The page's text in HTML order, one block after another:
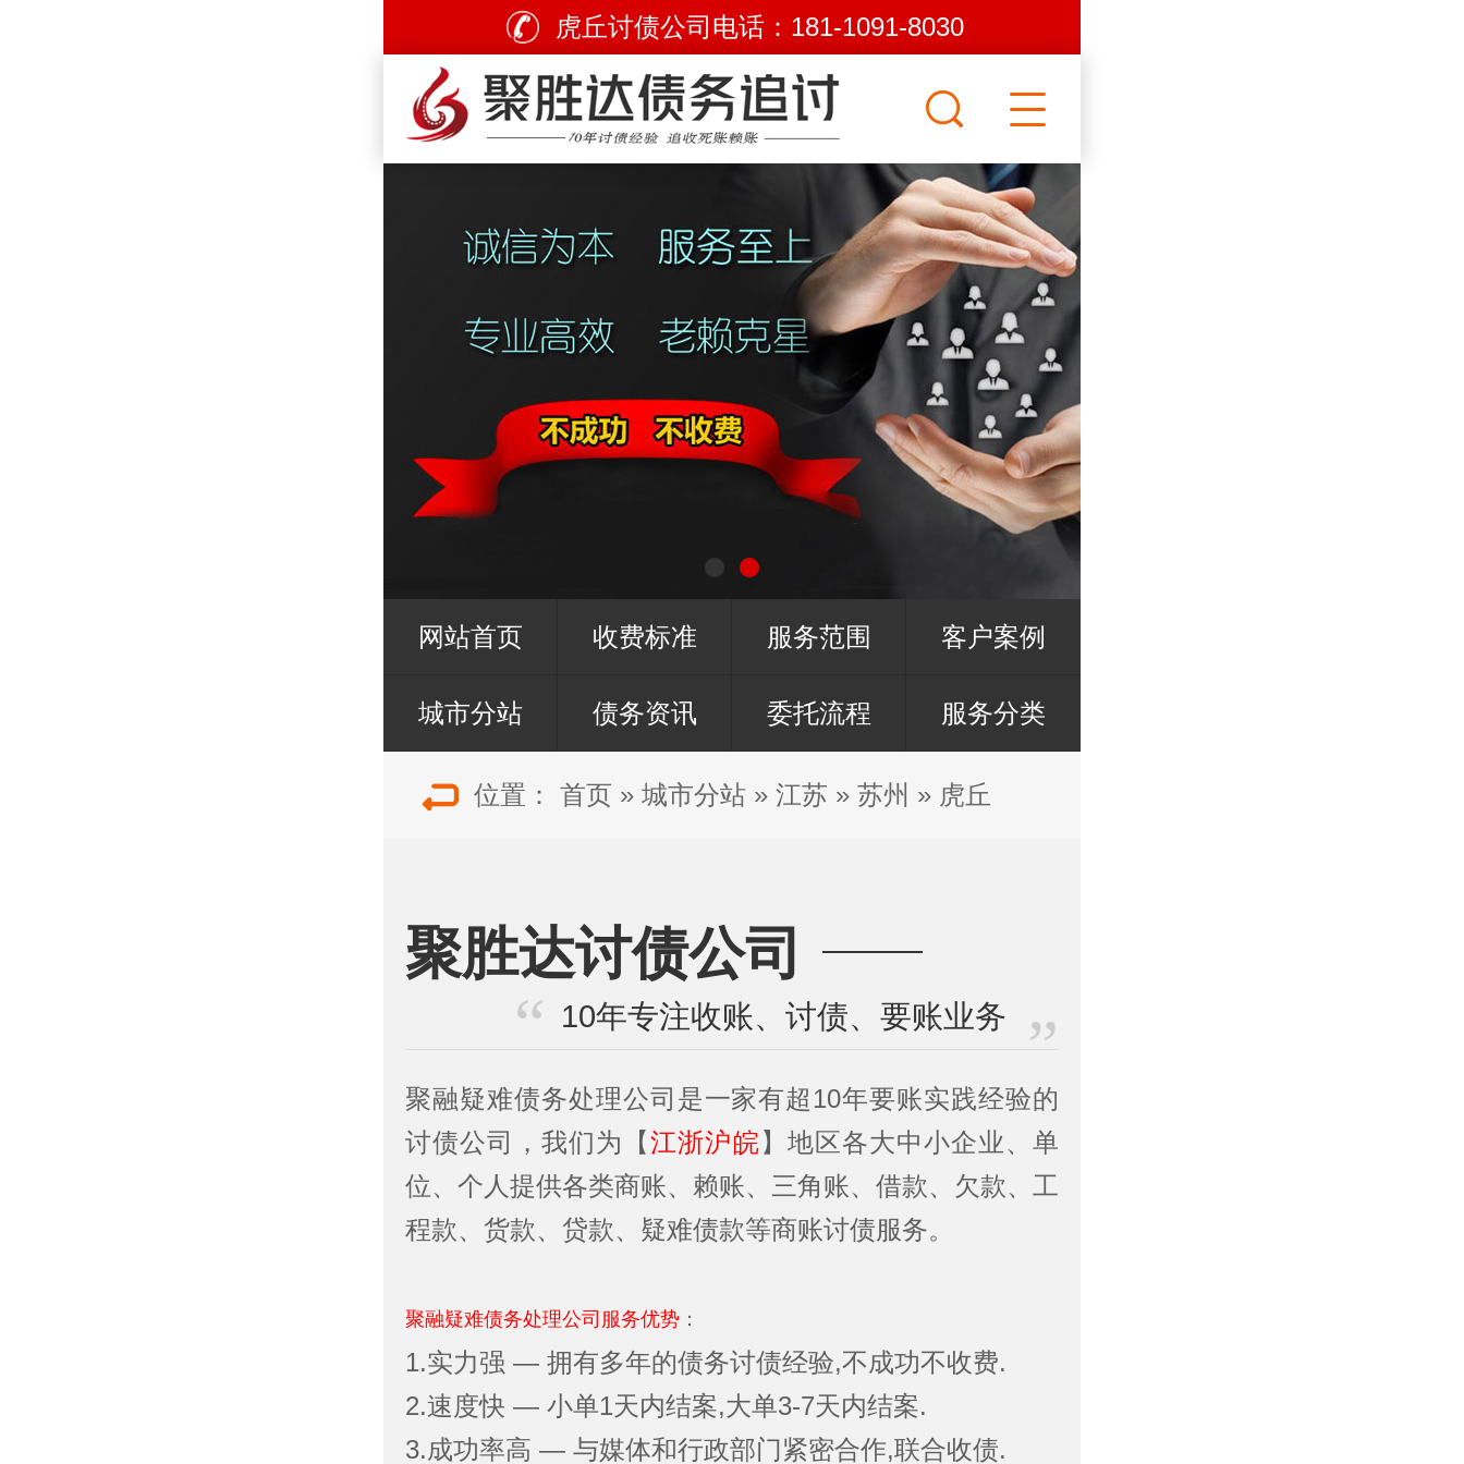
虎丘讨债公司电话： 181-1091-8030
网站首页 收费标准 服务范围 客户案例
城市分站 债务资讯 委托流程 服务分类
位置： 首页 » 城市分站» 江苏 » 苏州 » 虎丘
聚胜达讨债公司
10年专注收账、讨债、要账业务
聚融疑难债务处理公司是一家有超10年要账实践经验的
讨债公司，我们为【江浙沪皖】地区各大中小企业、单
位、个人提供各类商账、赖账、三角账、借款、欠款、工
程款、货款、贷款、疑难债款等商账讨债服务。
聚融疑难债务处理公司服务优势 ：
1.实力强 — 拥有多年的债务讨债经验,不成功不收费.
2.速度快 — 小单1天内结案,大单3-7天内结案.
3.成功率高 — 与媒体和行政部门紧密合作,联合收债.